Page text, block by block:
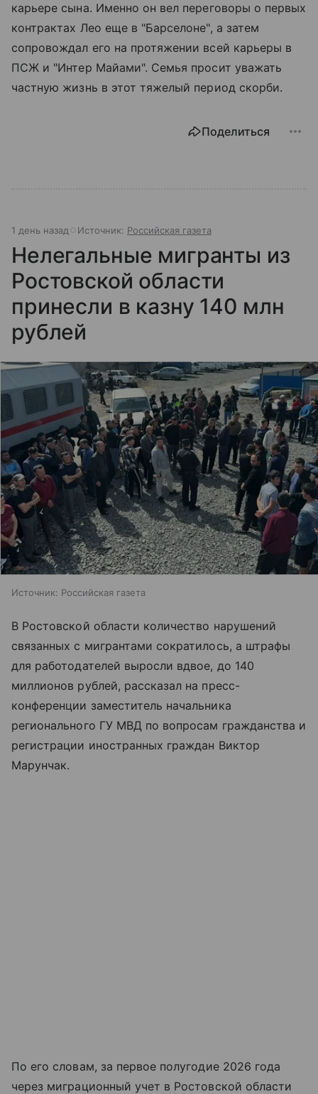
карьере сына. Именно он вел переговоры о первых
контрактах Лео еще в "Барселоне", а затем
сопровождал его на протяжении всей карьеры в
ПСЖ и "Интер Майами". Семья просит уважать
частную жизнь в этот тяжелый период скорби.
Поделиться
1 день назад Источник: Российская газета
Нелегальные мигранты из
Ростовской области
принесли в казну 140 млн
рублей
Источник: Российская газета
В Ростовской области количество нарушений
связанных с мигрантами сократилось, а штрафы
для работодателей выросли вдвое, до 140
миллионов рублей, рассказал на пресс-
конференции заместитель начальника
регионального ГУ МВД по вопросам гражданства и
регистрации иностранных граждан Виктор
Марунчак.
По его словам, за первое полугодие 2026 года
через миграционный учет в Ростовской области